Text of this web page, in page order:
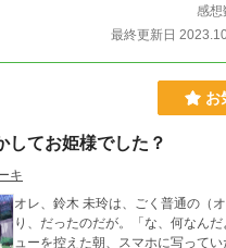
感想
最終更新日
お
してお姫様でした？
キ
オレ、鈴木 未玲は、ごく普通の（
り、だったのだが。「な、何なん
ューを控えた朝、スマホに写ってい